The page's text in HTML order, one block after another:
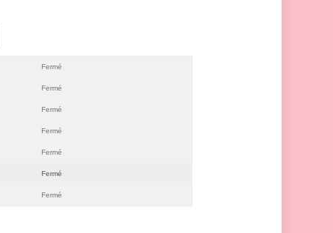
Fermé
Fermé
Fermé
Fermé
Fermé
Fermé
Fermé